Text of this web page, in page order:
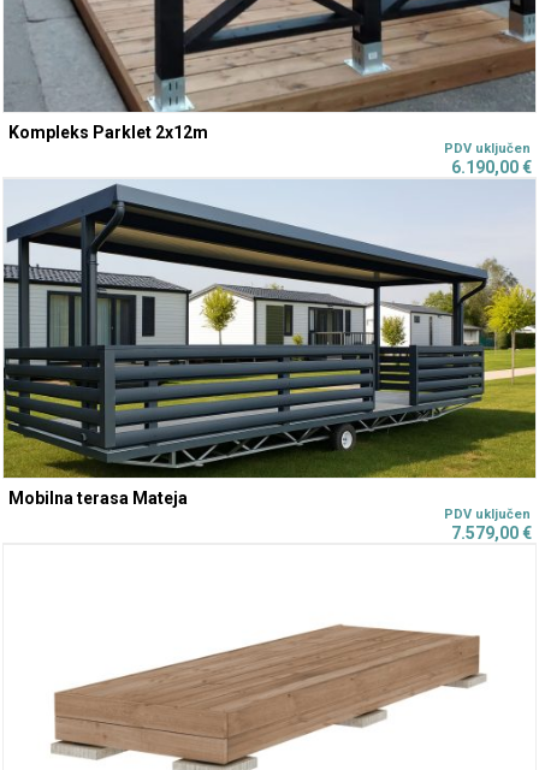
Kompleks Parklet 2x12m
6.190,00€
Mobilna terasa Mateja
7.579,00€